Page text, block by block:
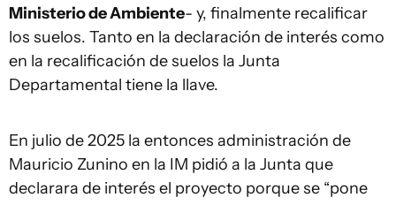
Ministerio de Ambiente- y, finalmente recalificar
los suelos. Tanto en la declaración de interés como
en la recalificación de suelos la Junta
Departamental tiene la llave.
En julio de 2025 la entonces administración de
Mauricio Zunino en la IM pidió a la Junta que
declarara de interés el proyecto porque se “pone